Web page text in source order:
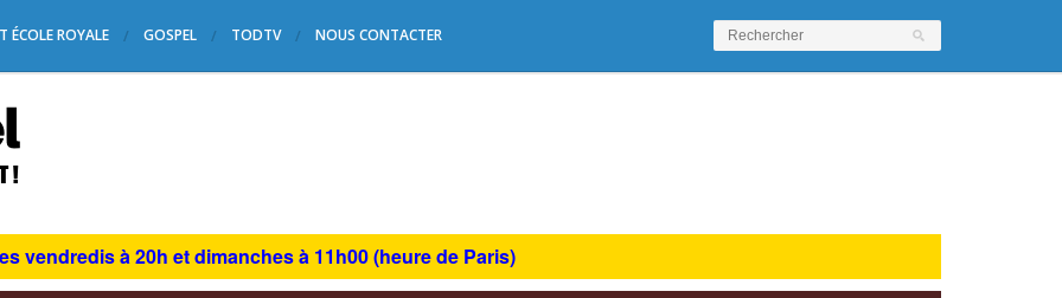
ÉCOLE ROYALE GOSPEL TODTV NOUS CONTACTER
vendredis à 20h et dimanches à 11h00 (heure de Paris)